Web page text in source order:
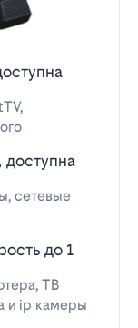
доступна
сетевые
до 1
ТВ
и ip камеры